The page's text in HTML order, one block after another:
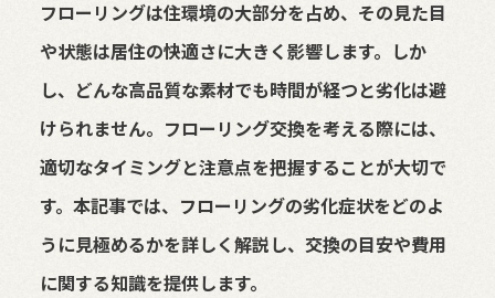
フローリングは住環境の大部分を占め、その見た目
や状態は居住の快適さに大きく影響します。しか
し、どんな高品質な素材でも時間が経つと劣化は避
けられません。フローリング交換を考える際には、
適切なタイミングと注意点を把握することが大切で
す。本記事では、フローリングの劣化症状をどのよ
うに見極めるかを詳しく解説し、交換の目安や費用
に関する知識を提供します。